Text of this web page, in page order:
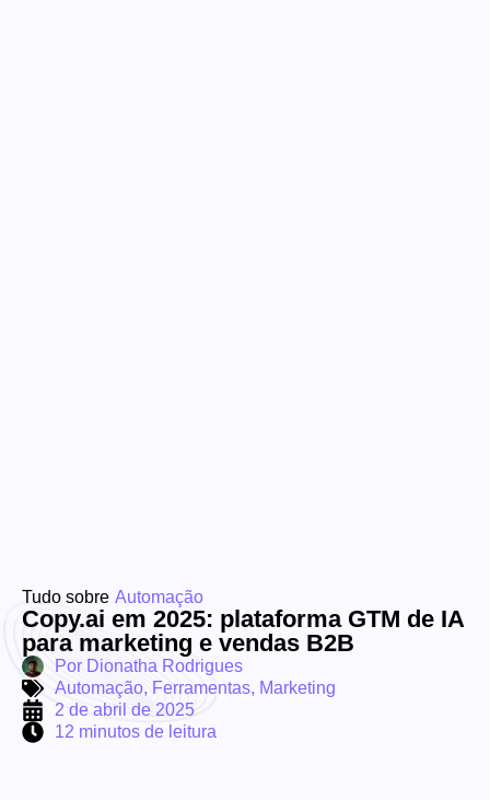
Tudo sobre Automação
Copy.ai em 2025: plataforma GTM de IA
para marketing e vendas B2B
Por Dionatha Rodrigues
Automação, Ferramentas, Marketing
2 de abril de 2025
12 minutos de leitura